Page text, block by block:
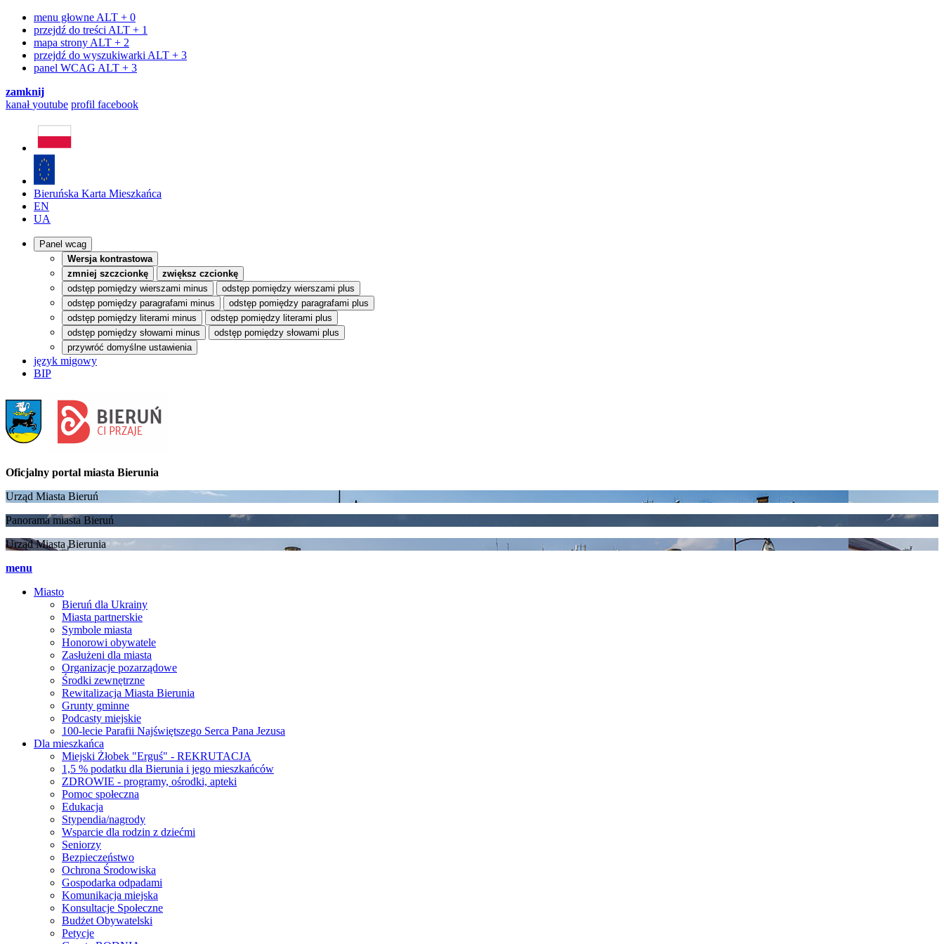
menu głowne ALT + 0
przejdź do treści ALT + 1
mapa strony ALT + 2
przejdź do wyszukiwarki ALT + 3
panel WCAG ALT + 3
zamknij
kanałyoutube profil facebook
Bieruńska Karta Mieszkańca
EN
UA
Panel wcag
Wersja kontrastowa
zmniej szczcionkę
zwiększ czcionkę
odstęp pomiędzy wierszami minus
odstęp pomiędzy wierszami plus
odstęp pomiędzy paragrafami minus
odstęp pomiędzy paragrafami plus
odstęp pomiędzy literami minus
odstęp pomiędzy literami plus
odstęp pomiędzy słowami minus
odstęp pomiędzy słowami plus
przywróć domyślne ustawienia
język migowy
BIP
Oficjalny portal miasta Bierunia
Urząd Miasta Bieruń
Panorama miasta Bieruń
Urząd Miasta Bierunia
menu
Miasto
Bieruń dla Ukrainy
Miasta partnerskie
Symbole miasta
Honorowi obywatele
Zasłużeni dla miasta
Organizacje pozarządowe
Środki zewnętrzne
Rewitalizacja Miasta Bierunia
Grunty gminne
Podcasty miejskie
100-lecie Parafii Najświętszego Serca Pana Jezusa
Dla mieszkańca
Miejski Żłobek "Erguś" - REKRUTACJA
1,5 % podatku dla Bierunia i jego mieszkańców
ZDROWIE - programy, ośrodki, apteki
Pomoc społeczna
Edukacja
Stypendia/nagrody
Wsparcie dla rodzin z dziećmi
Seniorzy
Bezpieczeństwo
Ochrona Środowiska
Gospodarka odpadami
Komunikacja miejska
Konsultacje Społeczne
Budżet Obywatelski
Petycje